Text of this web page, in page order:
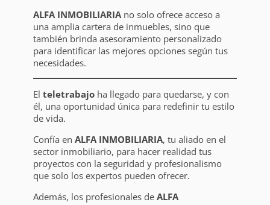
ALFA INMOBILIARIAno solo ofrece acceso a
una amplia cartera de inmuebles, sino que
también brinda asesoramiento personalizado
para identificar las mejores opciones según tus
necesidades.
El teletrabajoha llegado para quedarse, y con
él, una oportunidad única para redefinir tu estilo
de vida.
Confía en ALFA INMOBILIARIA, tu aliado en el
sector inmobiliario, para hacer realidad tus
proyectos con la seguridad y profesionalismo
que solo los expertos pueden ofrecer.
Además, los profesionales de ALFA